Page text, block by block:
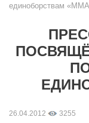
единоборствам
26.04.2012 3255